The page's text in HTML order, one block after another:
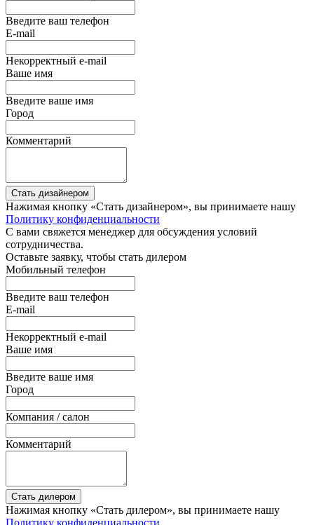
Введите ваш телефон
E-mail
Некорректный e-mail
Ваше имя
Введите ваше имя
Город
Комментарий
Стать дизайнером
Нажимая кнопку «Стать дизайнером», вы принимаете нашу
Политику конфиденциальности
С вами свяжется менеджер для обсуждения условий
сотрудничества.
Оставьте заявку, чтобы стать дилером
Мобильный телефон
Введите ваш телефон
E-mail
Некорректный e-mail
Ваше имя
Введите ваше имя
Город
Компания / салон
Комментарий
Стать дилером
Нажимая кнопку «Стать дилером», вы принимаете нашу
Политику конфиденциальности